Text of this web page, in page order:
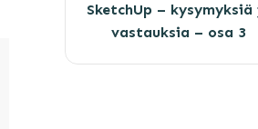
SketchUp – kysymyksiä
vastauksia – osa 3